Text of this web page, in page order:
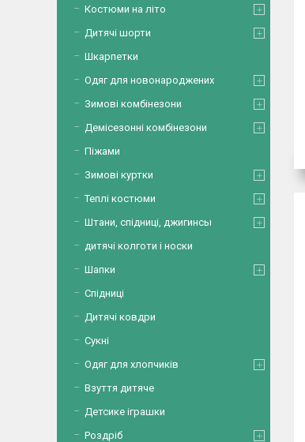
Костюми на літо
Дитячі шорти
Шкарпетки
Одяг для новонароджених
Зимові комбінезони
Демісезонні комбінезони
Піжами
Зимові куртки
Теплі костюми
Штани, спідниці, джигинсы
дитячі колготи і носки
Шапки
Спідниці
Дитячі ковдри
Сукні
Одяг для хлопчиків
Взуття дитяче
Детсике іграшки
Роздріб